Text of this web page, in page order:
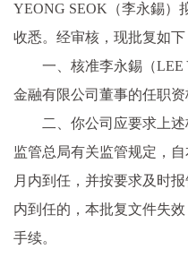
YEONG SEOK（李永錫）
收悉。经审核，现批复如下
一、核准李永錫（
金融有限公司董事的任职资
二、你公司应要求上
监管总局有关监管规定，
月内到任，并按要求及时
内到任的，本批复文件失
手续。